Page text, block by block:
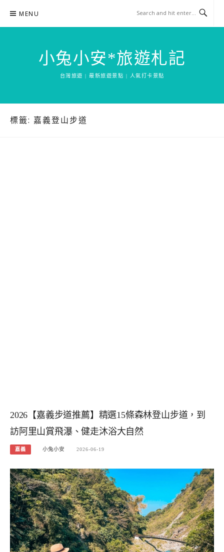
content
MENU
小兔小安*旅遊札記
台灣旅遊 | 最新旅遊景點 | 人氣打卡景點
標籤: 嘉義登山步道
2026【嘉義步道推薦】精選15條森林登山步道，到
訪阿里山賞飛瀑、健走沐浴大自然
嘉義 小兔小安 2026-06-19